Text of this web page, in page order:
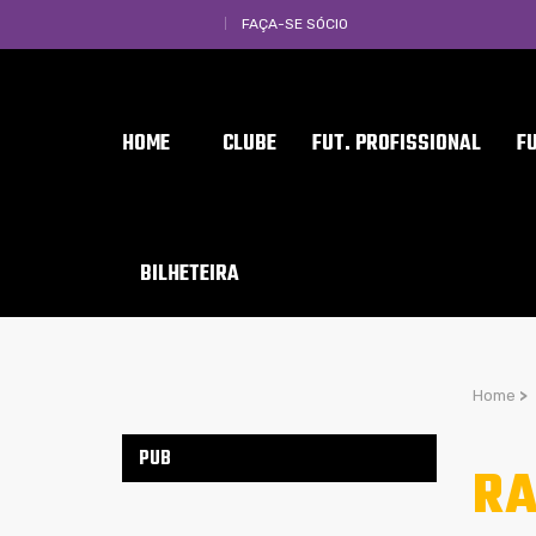
FAÇA-SE SÓCIO
HOME CLUBE FUT. PROFISSIONAL
BILHETEIRA
Home >
PUB